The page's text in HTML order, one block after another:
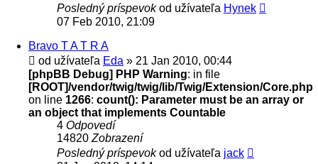
Posledný príspevokod užívateľa Hynek
07 Feb 2010, 21:09
Bravo T A T R A
od užívateľa Eda » 21 Jan 2010, 00:44
[phpBB Debug] PHP Warning: in file
[ROOT]/vendor/twig/twig/lib/Twig/Extension/Core.php
on line 1266: count(): Parameter must be an array or
an object that implements Countable
4 Odpovedí
14820 Zobrazení
Posledný príspevokod užívateľa jack